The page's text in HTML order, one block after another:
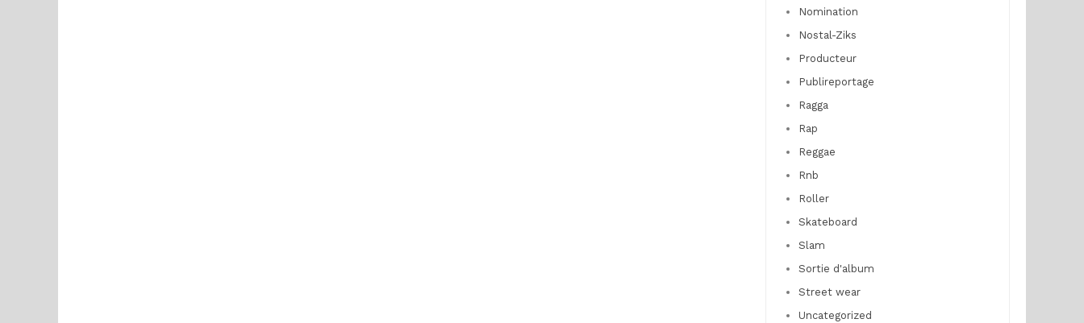
Nomination
Nostal-Ziks
Producteur
Publireportage
Ragga
Rap
Reggae
Rnb
Roller
Skateboard
Slam
Sortie d'album
Street wear
Uncategorized